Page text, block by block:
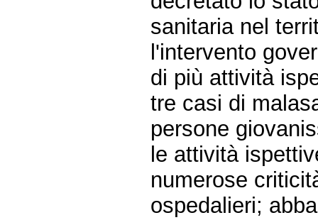
sanitaria nel
l'intervento
di più attività
tre casi di
persone
le attività
numerose
ospedalieri;